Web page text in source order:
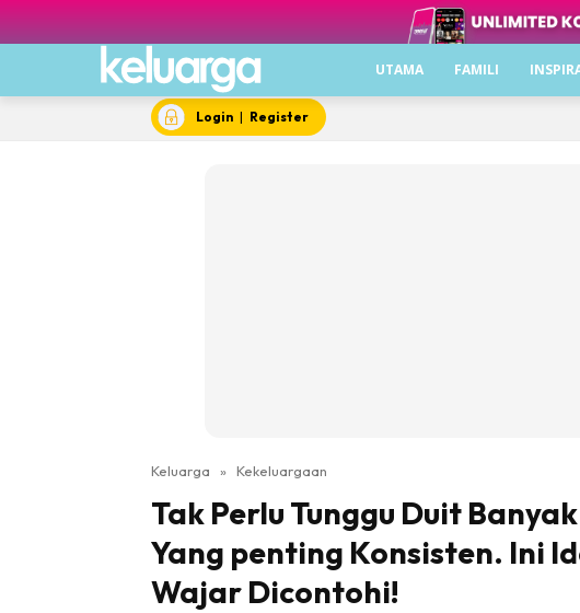
UTAMA FAMILI
Login | Register
Keluarga » Kekeluargaan
Tak Perlu Tunggu Duit
Yang penting Konsisten. Ini
Wajar Dicontohi!